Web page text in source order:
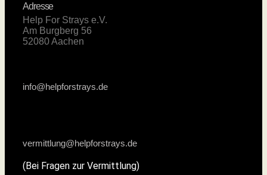
Adresse
Help For Strays e.V.
Am Burgberg 56
52080 Aachen
info@helpforstrays.de
vermittlung@helpforstrays.de
(Bei Fragen zur Vermittlung)